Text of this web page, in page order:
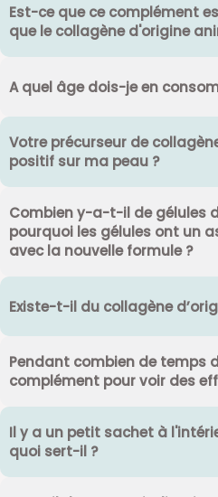
Est-ce que ce complément
que le collagène d'origine
A quel âge dois-je en
Votre précurseur de
positif sur ma peau ?
Combien y-a-t-il de gélules
pourquoi les gélules ont un
avec la nouvelle formule ?
Existe-t-il du collagène
Pendant combien de temps
complément pour voir des
Il y a un petit sachet à
quoi sert-il ?